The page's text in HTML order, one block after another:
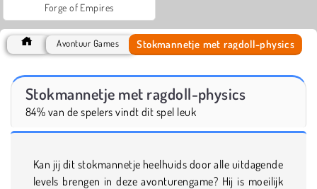
Forge of Empires
Avontuur Games Stokmannetje met ragdoll-physics
Stokmannetje met ragdoll-physics
84% van de spelers vindt dit spel leuk
Kan jij dit stokmannetje heelhuids door alle uitdagende
levels brengen in deze avonturengame? Hij is moeilijk